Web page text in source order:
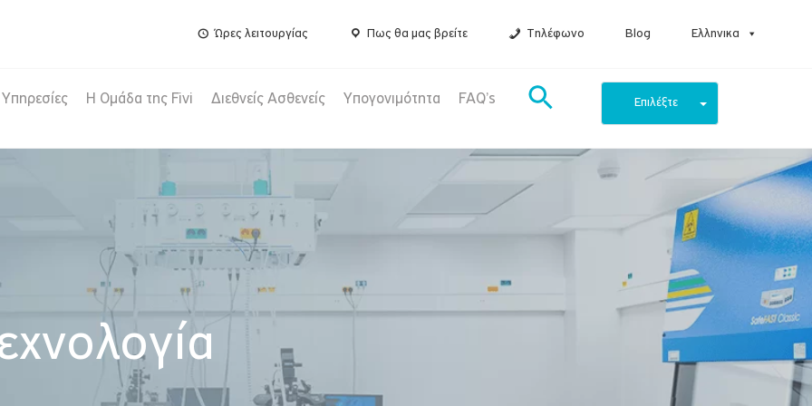
Ώρες λειτουργίας Πως θα μας βρείτε Τηλέφωνο Blog Ελληνικα
Υπηρεσίες Η Ομάδα της Fivi Διεθνείς Ασθενείς Υπογονιμότητα FAQ’s Επιλέξτε